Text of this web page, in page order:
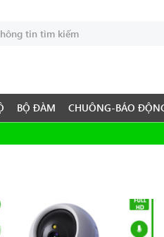
BỘ ĐÀM CHUÔNG-BÁO